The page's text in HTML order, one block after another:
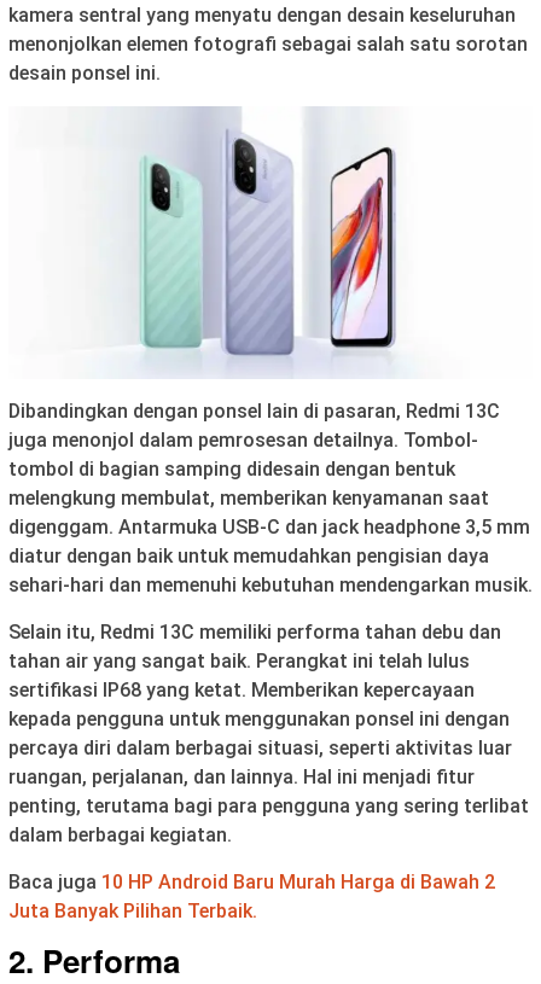
kamera sentral yang menyatu dengan desain keseluruhan
menonjolkan elemen fotografi sebagai salah satu sorotan
desain ponsel ini.
Dibandingkan dengan ponsel lain di pasaran, Redmi 13C
juga menonjol dalam pemrosesan detailnya. Tombol-
tombol di bagian samping didesain dengan bentuk
melengkung membulat, memberikan kenyamanan saat
digenggam. Antarmuka USB-C dan jack headphone 3,5 mm
diatur dengan baik untuk memudahkan pengisian daya
sehari-hari dan memenuhi kebutuhan mendengarkan musik.
Selain itu, Redmi 13C memiliki performa tahan debu dan
tahan air yang sangat baik. Perangkat ini telah lulus
sertifikasi IP68 yang ketat. Memberikan kepercayaan
kepada pengguna untuk menggunakan ponsel ini dengan
percaya diri dalam berbagai situasi, seperti aktivitas luar
ruangan, perjalanan, dan lainnya. Hal ini menjadi fitur
penting, terutama bagi para pengguna yang sering terlibat
dalam berbagai kegiatan.
Baca juga 10 HP Android Baru Murah Harga di Bawah 2
Juta Banyak Pilihan Terbaik.
2. Performa